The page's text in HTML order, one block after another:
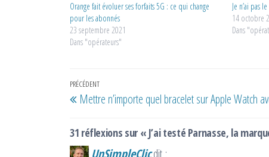
Orange fait évoluer ses forfaits 5G : ce qui change
pour les abonnés
23 septembre 2021
Dans "opérateurs"
Je n’ai pas
14 octobre
Dans
Navigation
de
l’article
Article
précédent
PRÉCÉDENT
Mettre n’importe quel bracelet sur Apple Watch
31 réflexions sur « J’ai testé Parnasse, la